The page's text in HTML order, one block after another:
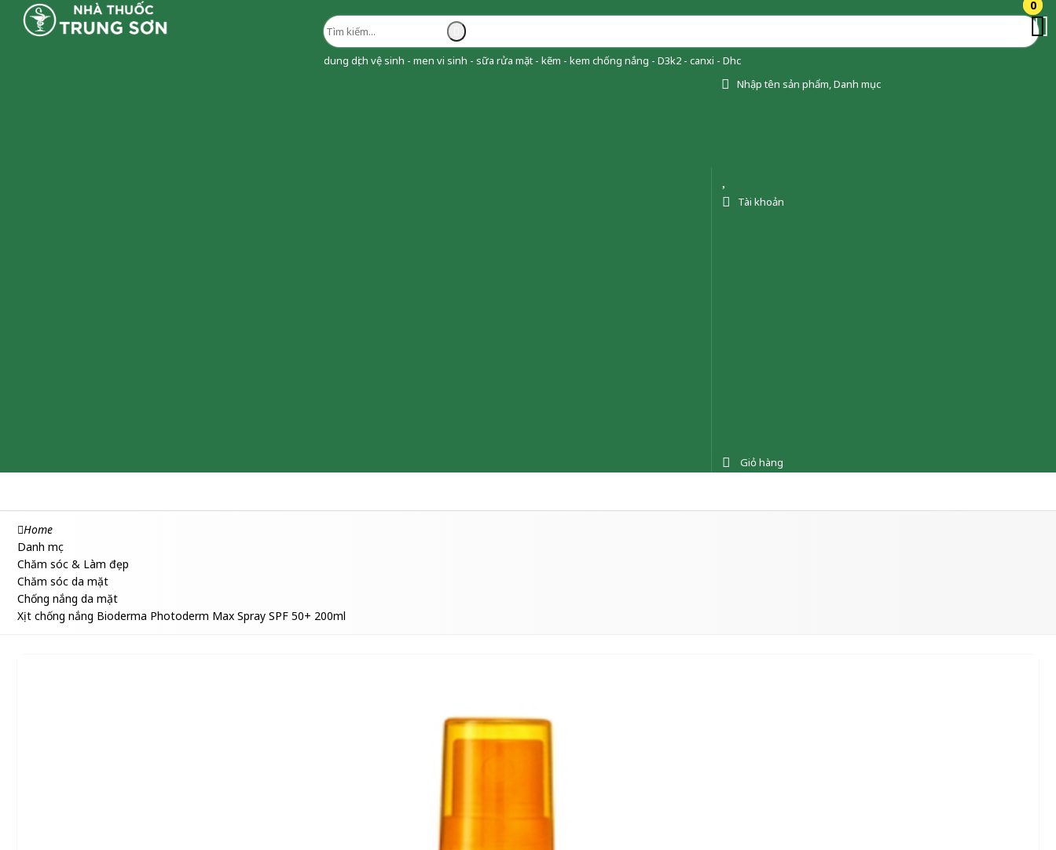
dung dịch vệ sinh - men vi sinh - sữa rửa mặt - kẽm - kem chống nắng - D3k2 - canxi - Dhc
Nhập tên sản phẩm, Danh mục
0
Tài khoản
0
Giỏ hàng
Home
Danh mục
Chăm sóc & Làm đẹp
Chăm sóc da mặt
Chống nắng da mặt
Xịt chống nắng Bioderma Photoderm Max Spray SPF 50+ 200ml